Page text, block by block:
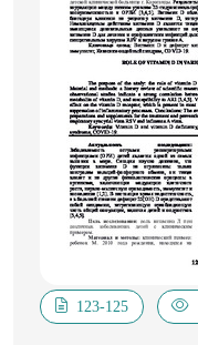
123-125